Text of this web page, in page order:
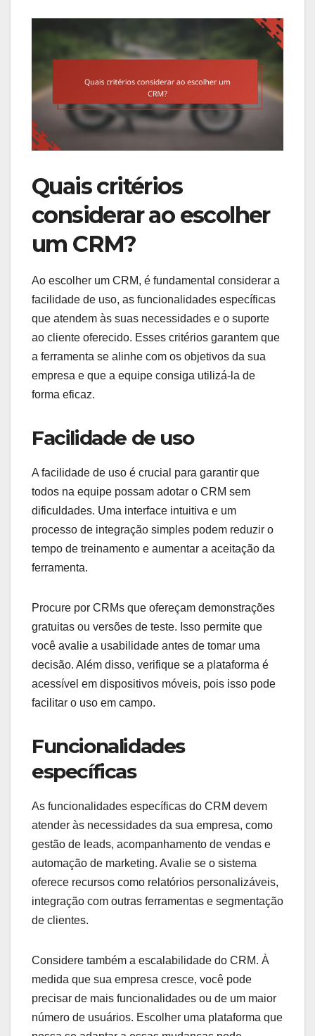
Quais critérios
considerar ao escolher
um CRM?
Ao escolher um CRM, é fundamental considerar a
facilidade de uso, as funcionalidades específicas
que atendem às suas necessidades e o suporte
ao cliente oferecido. Esses critérios garantem que
a ferramenta se alinhe com os objetivos da sua
empresa e que a equipe consiga utilizá-la de
forma eficaz.
Facilidade de uso
A facilidade de uso é crucial para garantir que
todos na equipe possam adotar o CRM sem
dificuldades. Uma interface intuitiva e um
processo de integração simples podem reduzir o
tempo de treinamento e aumentar a aceitação da
ferramenta.
Procure por CRMs que ofereçam demonstrações
gratuitas ou versões de teste. Isso permite que
você avalie a usabilidade antes de tomar uma
decisão. Além disso, verifique se a plataforma é
acessível em dispositivos móveis, pois isso pode
facilitar o uso em campo.
Funcionalidades
específicas
As funcionalidades específicas do CRM devem
atender às necessidades da sua empresa, como
gestão de leads, acompanhamento de vendas e
automação de marketing. Avalie se o sistema
oferece recursos como relatórios personalizáveis,
integração com outras ferramentas e segmentação
de clientes.
Considere também a escalabilidade do CRM. À
medida que sua empresa cresce, você pode
precisar de mais funcionalidades ou de um maior
número de usuários. Escolher uma plataforma que